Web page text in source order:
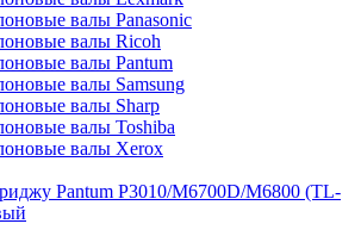
валы Panasonic
валы Ricoh
валы Pantum
валы Samsung
валы Sharp
валы Toshiba
валы Xerox
Pantum P3010/M6700D/M6800 (TL-